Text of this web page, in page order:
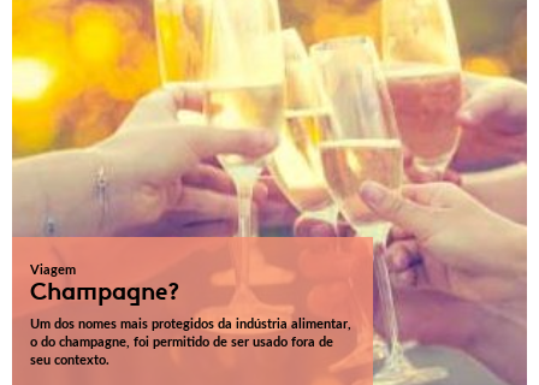
Viagem
Champagne?
Um dos nomes mais protegidos da indústria alimentar,
o do champagne, foi permitido de ser usado fora de
seu contexto.